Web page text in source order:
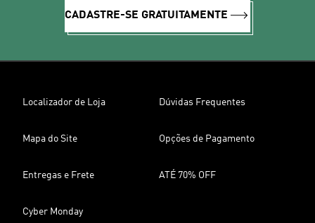
CADASTRE-SE GRATUITAMENTE
Localizador de Loja Dúvidas Frequentes
Mapa do Site Opções de Pagamento
Entregas e Frete ATÉ 70% OFF
Cyber Monday